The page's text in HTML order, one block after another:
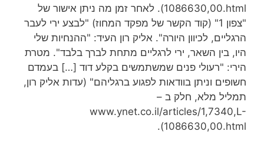
1086630,00.html). לאחר זמן מה ניתן אישור של
"צפון 1" (קוד הקשר של מפקד המחוז) "לבצע ירי לעבר
הרגליים, לכיוון היורה". אליק רון העיד: "ההנחיות שלי
היו, בין השאר, ירי לרגליים מתחת לברך בלבד". מטרת
הירי: "רעולי פנים שמשתמשים בקלע דוד […] בעמדם
חשופים וניתן בוודאות לפגוע ברגליהם" (עדות אליק רון,
תמליל מלא, חלק ב –
www.ynet.co.il/articles/1,7340,L-
1086630,00.html).